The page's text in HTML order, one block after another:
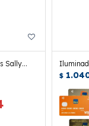
Sally
Hansen
$